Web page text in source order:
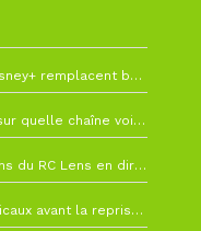
La Liga change de diffuseur : DAZN et Disney+ remplacent beIN Sports !
RC Lens – Villarreal : à quelle heure et sur quelle chaîne voir la finale de la Como Cup ?
Como Cup : comment regarder les matchs du RC Lens en direct ?
Ligue 1+ diffusera plus de 30 matchs amicaux avant la reprise de la Ligue 1